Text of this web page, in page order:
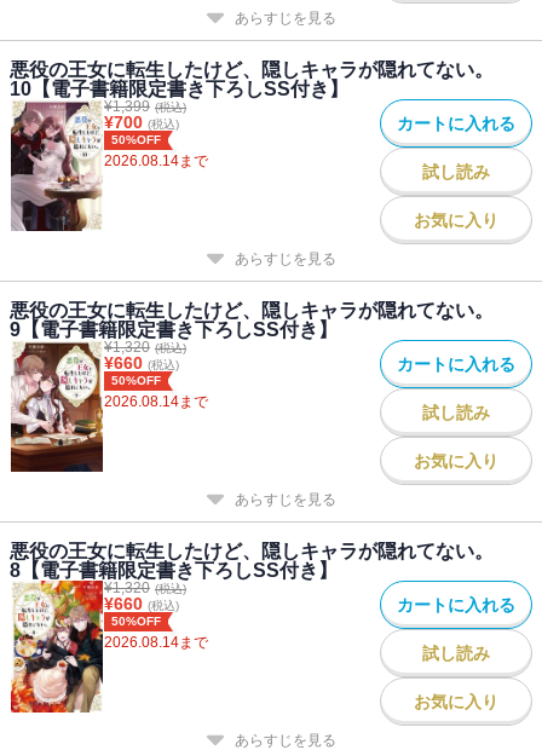
新婚編開幕！ 無垢な王女と腹黒アサシンの年の差・偏愛ファンタ
著者について
●著者：早瀬黒絵
本編完走後も二人の物語を続けることが出来て、
とても嬉しいです。
一般貴族の装いなのも新鮮で良いですよね。
●イラスト：comet
今回のカバーはなんとなく1巻のカバーが連想されて
見ていると作品の外、現実の時間も
もうこんなに経ったんだなということを体感するようになりまし
た。
あれからずっと読んでいらっしゃる方も、最近読み始めた方々も
みんなありがとうございます！
あらすじを見る
悪役の王女に転生したけど、隠しキャラが隠れてない。
10【電子書籍限定書き下ろしSS付き】
¥1,399 (税込)
¥700 (税込)
50%OFF
2026.08.14まで
カートに入れる
試し読み
お気に入り
あらすじを見る
悪役の王女に転生したけど、隠しキャラが隠れてない。
9【電子書籍限定書き下ろしSS付き】
¥1,320 (税込)
¥660 (税込)
50%OFF
2026.08.14まで
カートに入れる
試し読み
お気に入り
あらすじを見る
悪役の王女に転生したけど、隠しキャラが隠れてない。
8【電子書籍限定書き下ろしSS付き】
¥1,320 (税込)
¥660 (税込)
50%OFF
2026.08.14まで
カートに入れる
試し読み
お気に入り
あらすじを見る